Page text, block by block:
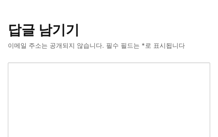
답글 남기기
이메일 주소는 공개되지 않습니다. 필수 필드는 *로 표시됩니다